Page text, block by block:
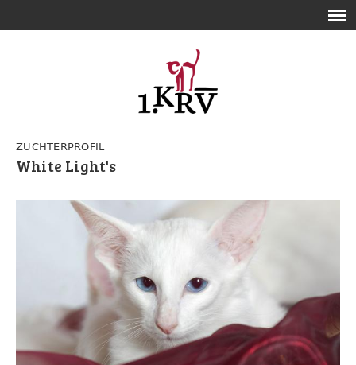
ZÜCHTERPROFIL
White Light's